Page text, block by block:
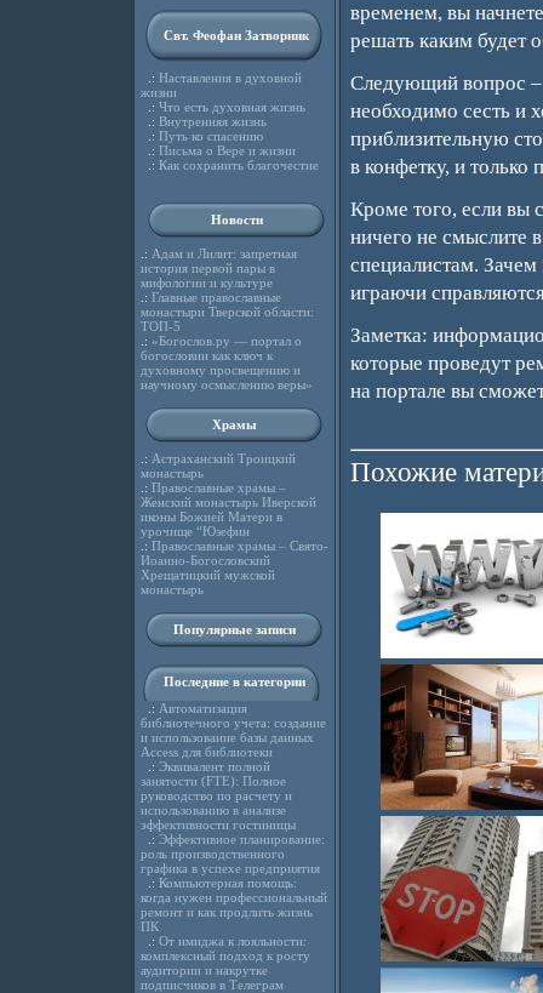
Свт. Феофан Затворник
.: Наставления в духовной
жизни
.: Что есть духовная жизнь
.: Внутренняя жизнь
.: Путь ко спасению
.: Письма о Вере и жизни
.: Как сохранить благочестие
Новости
.: Адам и Лилит: запретная
история первой пары в
мифологии и культуре
.: Главные православные
монастыри Тверской области:
ТОП-5
.: «Богослов.ру — портал о
богословии как ключ к
духовному просвещению и
научному осмыслению веры»
Храмы
.: Астраханский Троицкий
монастырь
.: Православные храмы –
Женский монастырь Иверской
иконы Божией Матери в
урочище “Юзефин
.: Православные храмы – Свято-
Иоанно-Богословский
Хрещатицкий мужской
монастырь
Популярные записи
Последние в категории
.: Автоматизация
библиотечного учета: создание
и использование базы данных
Access для библиотеки
.: Эквивалент полной
занятости (FTE): Полное
руководство по расчету и
использованию в анализе
эффективности гостиницы
.: Эффективное планирование:
роль производственного
графика в успехе предприятия
.: Компьютерная помощь:
когда нужен профессиональный
ремонт и как продлить жизнь
ПК
.: От имиджа к лояльности:
комплексный подход к росту
аудитории и накрутке
подписчиков в Телеграм
временем, вы
решать каким будет
Следующий вопрос –
необходимо сесть и
приблизительную
в конфетку, и только
Кроме того, если вы
ничего не смыслите
специалистам. Зачем
играючи
Заметка:
которые проведут
на портале вы
Похожие